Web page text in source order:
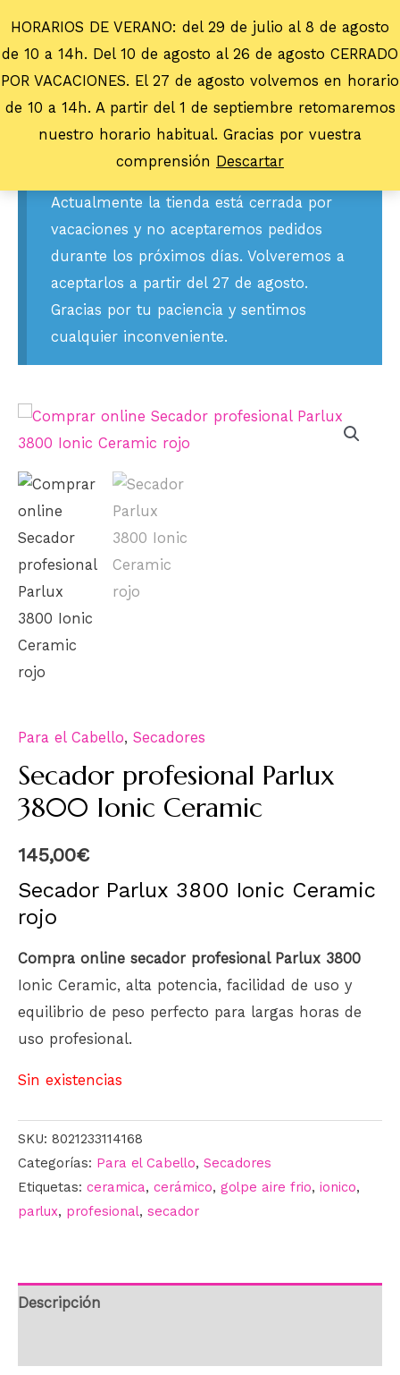
HORARIOS DE VERANO: del 29 de julio al 8 de agosto
de 10 a 14h. Del 10 de agosto al 26 de agosto CERRADO
POR VACACIONES. El 27 de agosto volvemos en horario
de 10 a 14h. A partir del 1 de septiembre retomaremos
nuestro horario habitual. Gracias por vuestra
comprensión Descartar
Actualmente la tienda está cerrada por
vacaciones y no aceptaremos pedidos
durante los próximos días. Volveremos a
aceptarlos a partir del 27 de agosto.
Gracias por tu paciencia y sentimos
cualquier inconveniente.
Para el Cabello, Secadores
Secador profesional Parlux
3800 Ionic Ceramic
145,00€
Secador Parlux 3800 Ionic Ceramic
rojo
Compra online secador profesional Parlux 3800
Ionic Ceramic, alta potencia, facilidad de uso y
equilibrio de peso perfecto para largas horas de
uso profesional.
Sin existencias
SKU: 8021233114168
Categorías: Para el Cabello, Secadores
Etiquetas: ceramica, cerámico, golpe aire frio, ionico,
parlux, profesional, secador
Descripción